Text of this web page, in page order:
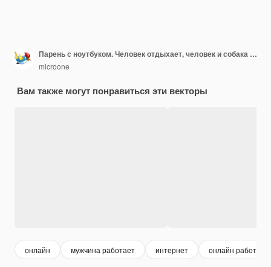
Парень с ноутбуком. Человек отдыхает, человек и собака в гостиной.
microone
Вам также могут понравиться эти векторы
онлайн мужчина работает интернет онлайн работа